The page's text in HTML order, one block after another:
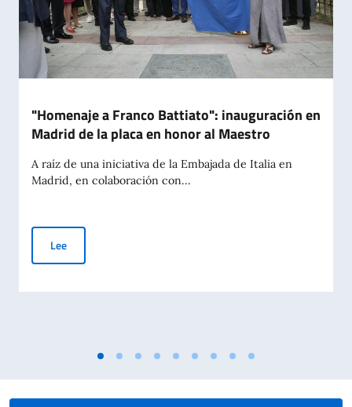
"Homenaje a Franco Battiato": inauguración en
Madrid de la placa en honor al Maestro
A raíz de una iniciativa de la Embajada de Italia en
Madrid, en colaboración con...
Lee"Homenaje a Franco Battiato": inauguración en Madrid de la